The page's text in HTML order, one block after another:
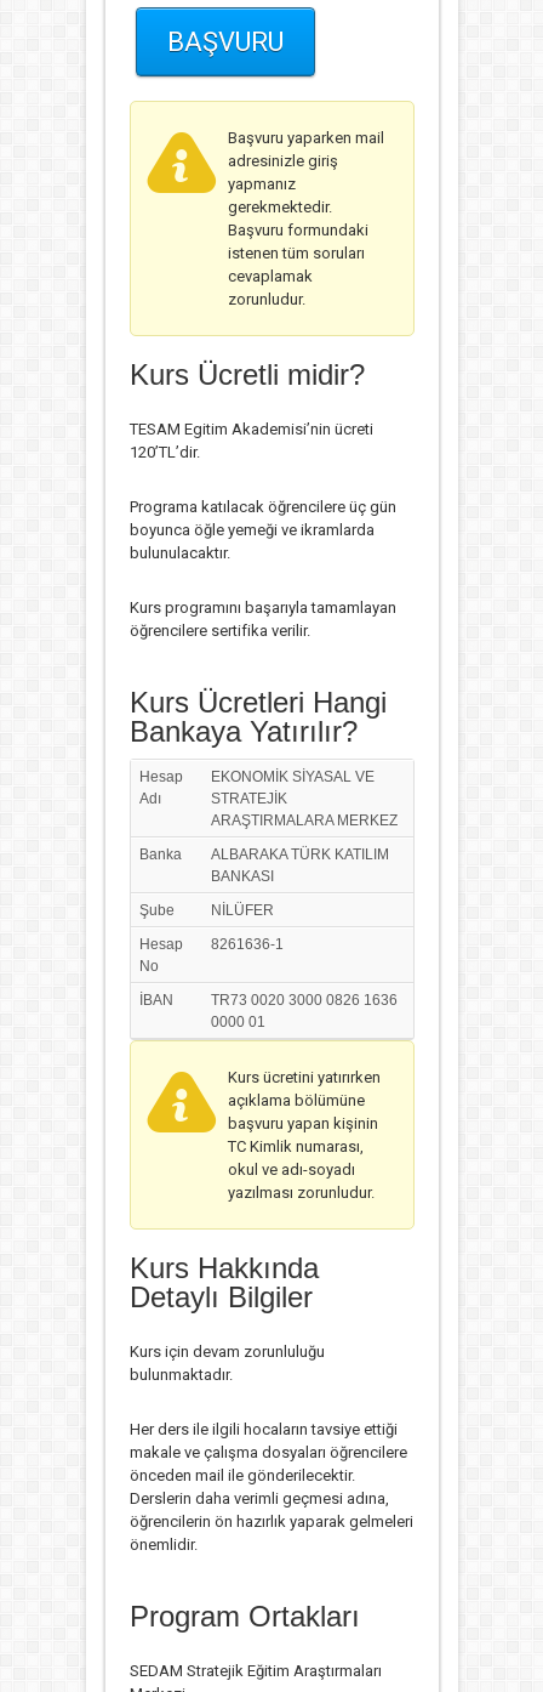
BAŞVURU
Başvuru yaparken mail
adresinizle giriş
yapmanız
gerekmektedir.
Başvuru formundaki
istenen tüm soruları
cevaplamak
zorunludur.
Kurs Ücretli midir?
TESAM Egitim Akademisi’nin ücreti
120’TL’dir.
Programa katılacak öğrencilere üç gün
boyunca öğle yemeği ve ikramlarda
bulunulacaktır.
Kurs programını başarıyla tamamlayan
öğrencilere sertifika verilir.
Kurs Ücretleri Hangi
Bankaya Yatırılır?
Hesap
Adı
EKONOMİK SİYASAL VE
STRATEJİK
ARAŞTIRMALARA MERKEZ
Banka
ALBARAKA TÜRK KATILIM
BANKASI
Şube
NİLÜFER
Hesap
No
8261636-1
İBAN
TR73 0020 3000 0826 1636
0000 01
Kurs ücretini yatırırken
açıklama bölümüne
başvuru yapan kişinin
TC Kimlik numarası,
okul ve adı-soyadı
yazılması zorunludur.
Kurs Hakkında
Detaylı Bilgiler
Kurs için devam zorunluluğu
bulunmaktadır.
Her ders ile ilgili hocaların tavsiye ettiği
makale ve çalışma dosyaları öğrencilere
önceden mail ile gönderilecektir.
Derslerin daha verimli geçmesi adına,
öğrencilerin ön hazırlık yaparak gelmeleri
önemlidir.
Program Ortakları
SEDAM Stratejik Eğitim Araştırmaları